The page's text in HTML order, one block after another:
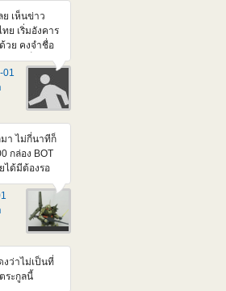
ย เห็นข่าว
ย เริ่มอังคาร
วย คงจำชื่อ
นี่) เดี๋ยวนี้จะ
มื่อก่อน ก็
เหนื่อยเอา
จุดมันใส่ สปริง
คงแงะมา
01
า ไม่กี่นาทีก็
กล่อง BOT
ได้มีต้องรอ
ละยกเว้น มี
วยๆเยอะ
งจะมีพวก
าได้ยาวๆเลย
าะมีทั้งตัว
แต่ถ้าสอยคง
นี้ อยากเห็น
งว่าไม่เป็นที่
ระกูลนี้